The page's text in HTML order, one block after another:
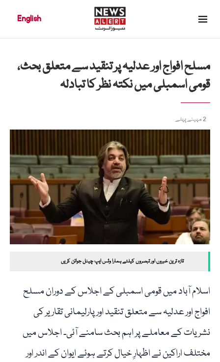
English
مسلح افواج اور عدلیہ پر تنقید سے متعلق بحث،
قومی اسمبلی میں نکتہ نظر کا تبادلہ
2 مہینے پہلے
تازہ ترین خبروں اور تبصروں کیلئے ہمارا وٹس ایپ چینل جوائن کریں
اسلام آباد میں قومی اسمبلی کے اجلاس کے دوران مسلح
افواج اور عدلیہ سے متعلق تنقید اور پارلیمانی تقاریر کی
نشریات کے معاملے پر اہم بحث سامنے آئی۔ اجلاس میں
مختلف اراکین نے اظہارِ خیال کرتے ہوئے ایوان کے اندر اور